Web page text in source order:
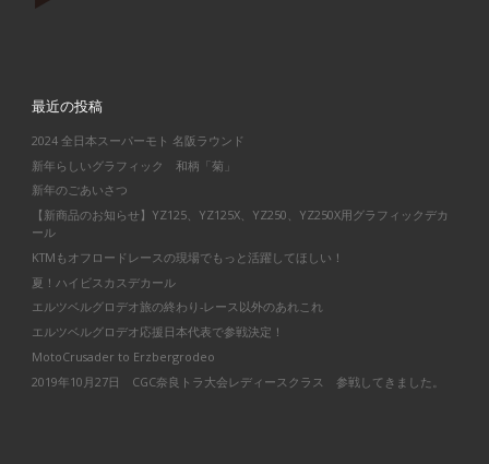
最近の投稿
2024 全日本スーパーモト 名阪ラウンド
新年らしいグラフィック 和柄「菊」
新年のごあいさつ
【新商品のお知らせ】YZ125、YZ125X、YZ250、YZ250X用グラフィックデカ
ール
KTMもオフロードレースの現場でもっと活躍してほしい！
夏！ハイビスカスデカール
エルツベルグロデオ旅の終わり-レース以外のあれこれ
エルツベルグロデオ応援日本代表で参戦決定！
MotoCrusader to Erzbergrodeo
2019年10月27日 CGC奈良トラ大会レディースクラス 参戦してきました。